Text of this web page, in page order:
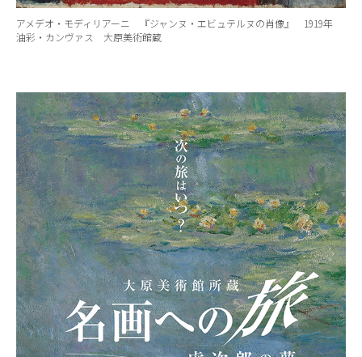
アメデオ・モディリアーニ 『ジャンヌ・エビュテルヌの肖像』 1919年
油彩・カンヴァス 大原美術館蔵